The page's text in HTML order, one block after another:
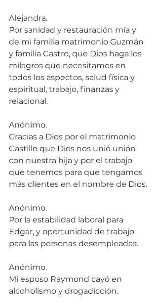
Alejandra.
Por sanidad y restauración mía y
de mi familia matrimonio Guzmán
y familia Castro, que Dios haga los
milagros que necesitamos en
todos los aspectos, salud física y
espiritual, trabajo, finanzas y
relacional.
Anónimo.
Gracias a Dios por el matrimonio
Castillo que Dios nos unió unión
con nuestra hija y por el trabajo
que tenemos para que tengamos
más clientes en el nombre de Dios.
Anónimo.
Por la estabilidad laboral para
Edgar, y oportunidad de trabajo
para las personas desempleadas.
Anónimo.
Mi esposo Raymond cayó en
alcoholismo y drogadicción.